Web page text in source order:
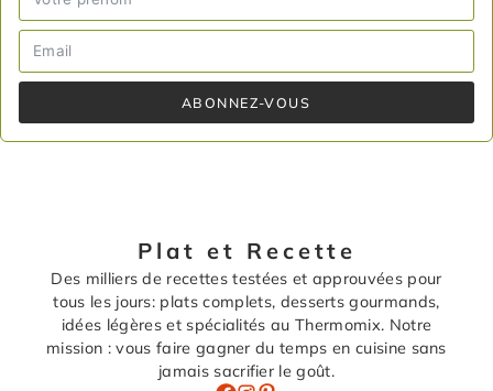
ABONNEZ-VOUS
Plat et Recette
Des milliers de recettes testées et approuvées pour
tous les jours: plats complets, desserts gourmands,
idées légères et spécialités au Thermomix. Notre
mission : vous faire gagner du temps en cuisine sans
jamais sacrifier le goût.